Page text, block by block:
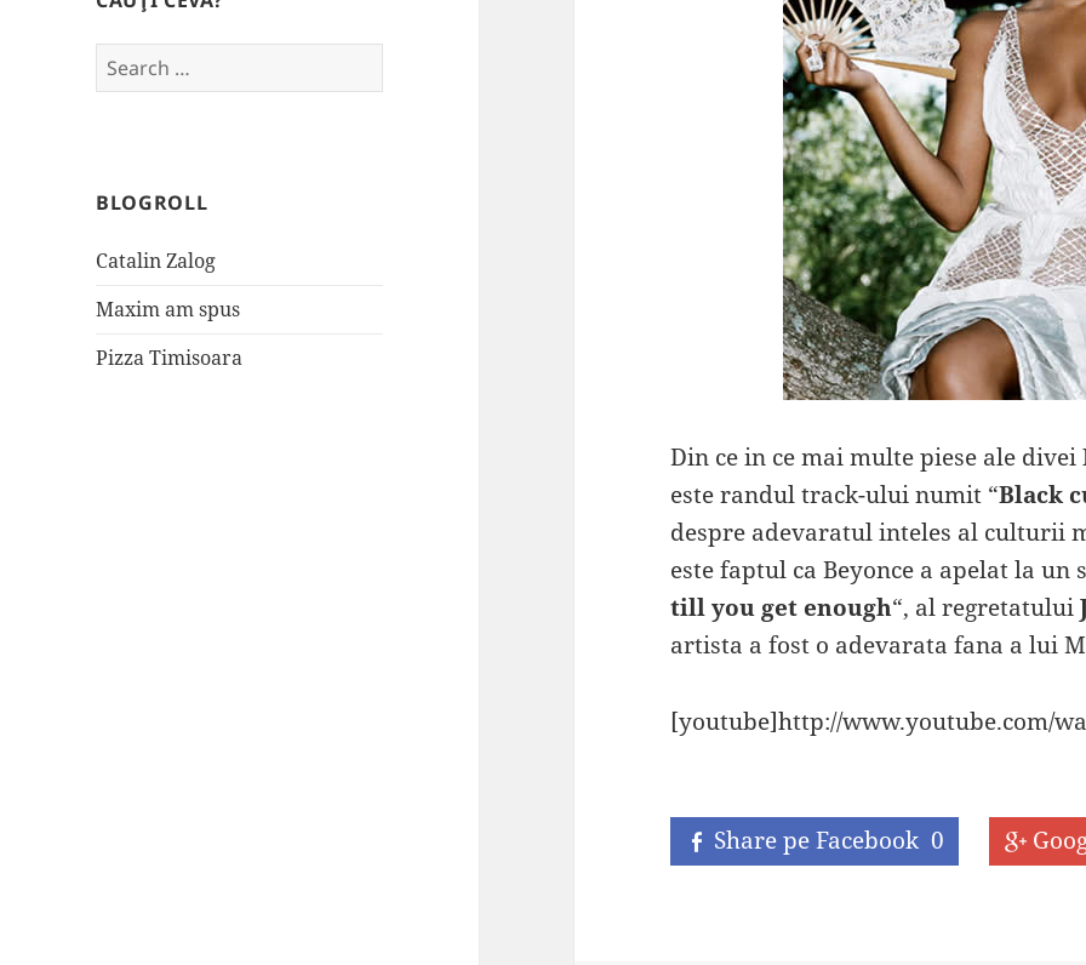
Search
for:
BLOGROLL
Catalin Zalog
Maxim am spus
Pizza Timisoara
Din ce in ce mai multe piese ale divei
este randul track-ului numit “Black
despre adevaratul inteles al culturii
este faptul ca Beyonce a apelat la
till you get enough“, al regretatului
artista a fost o adevarata fana a lui
[youtube]http://www.youtube.com/
Share pe Facebook 0